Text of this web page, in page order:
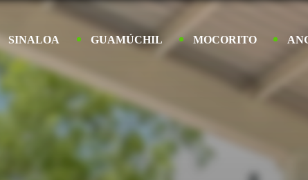
SINALOA GUAMÚCHIL MOCORITO